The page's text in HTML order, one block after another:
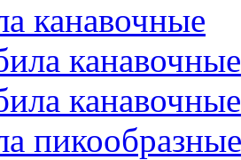
канавочные
пикообразные